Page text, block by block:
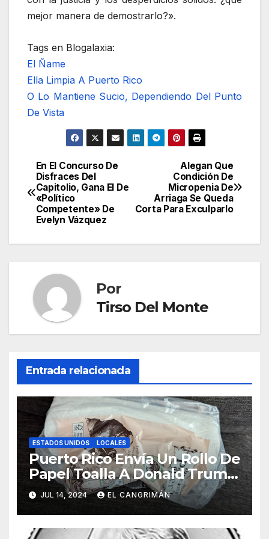
mejor manera de demostrarlo?».
Tags en Blogalaxia:
El Ñame
Ella Limpia A Puerto Rico
O Lo Mantiene Sucio, Dependiendo Del Punto
De Vista
Navegación
de
entradas
Alegan Que
Condición De
Micropenia De
Arriaga Se Queda
Corta Para Exculparlo
En El Concurso De
Disfraces Del
Capitolio, Gana El De
«Político
Competente» De
Evelyn Vázquez
Por
Tirso Del Monte
Entrada relacionada
ESTADOS UNIDOS LOCALES
Puerto Rico Envía Un Rollo De
Papel Toalla A Donald Trump
Pa’ Que Use Las Hojas De
Curita
JUL 14, 2024 EL CANGRIMÁN